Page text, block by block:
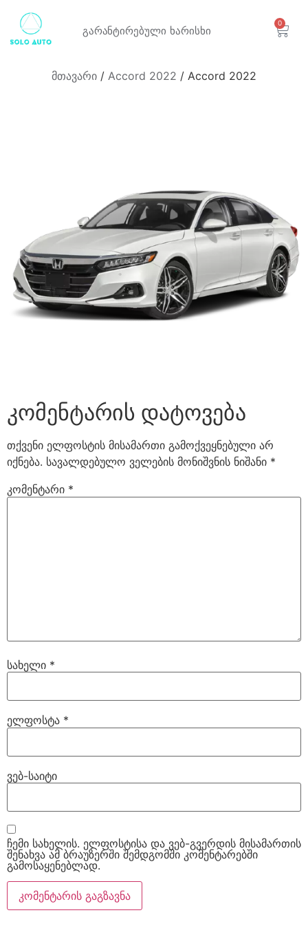
გარანტირებული ხარისხი
0
მთავარი / Accord 2022 / Accord 2022
კომენტარის დატოვება
თქვენი ელფოსტის მისამართი გამოქვეყნებული არ
იქნება. სავალდებულო ველების მონიშვნის ნიშანი *
კომენტარი *
სახელი *
ელფოსტა *
ვებ-საიტი
ჩემი სახელის. ელფოსტისა და ვებ-გვერდის მისამართის
შენახვა ამ ბრაუზერში შემდგომში კომენტარებში
გამოსაყენებლად.